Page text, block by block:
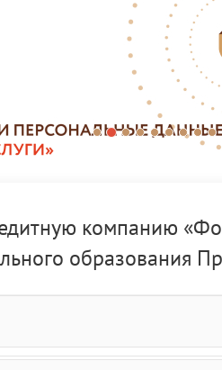
компанию
образования